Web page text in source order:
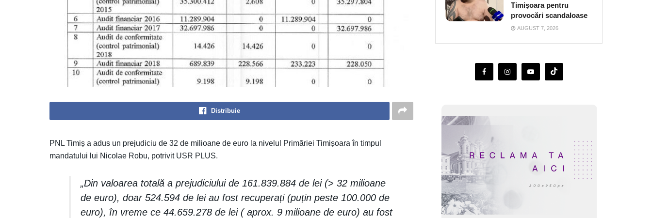
Distribuie
PNL Timiș a adus un prejudiciu de 32 de milioane de euro la nivelul Primăriei Timișoara în timpul
mandatului lui Nicolae Robu, potrivit USR PLUS.
„Din valoarea totală a prejudiciului de 161.839.884 de lei (> 32 milioane
de euro), doar 524.594 de lei au fost recuperați (puțin peste 100.000 de
euro), în vreme ce 44.659.278 de lei ( aprox. 9 milioane de euro) au fost
Timişoara pentru
provocări scandaloase
AUGUST 7, 2026